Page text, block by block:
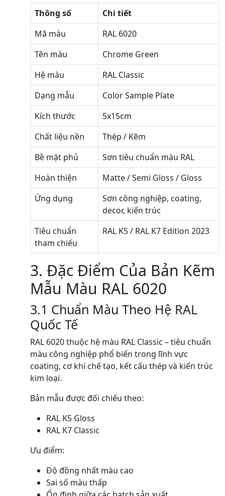
Thông số
Chi tiết
Mã màu
RAL 6020
Tên màu
Chrome Green
Hệ màu
RAL Classic
Dạng mẫu
Color Sample Plate
Kích thước
5x15cm
Chất liệu nền
Thép / Kẽm
Bề mặt phủ
Sơn tiêu chuẩn màu RAL
Hoàn thiện
Matte / Semi Gloss / Gloss
Ứng dụng
Sơn công nghiệp, coating,
decor, kiến trúc
Tiêu chuẩn
tham chiếu
RAL K5 / RAL K7 Edition 2023
3. Đặc Điểm Của Bản Kẽm
Mẫu Màu RAL 6020
3.1 Chuẩn Màu Theo Hệ RAL
Quốc Tế
RAL 6020 thuộc hệ màu RAL Classic – tiêu chuẩn
màu công nghiệp phổ biến trong lĩnh vực
coating, cơ khí chế tạo, kết cấu thép và kiến trúc
kim loại.
Bản mẫu được đối chiếu theo:
RAL K5 Gloss
RAL K7 Classic
Ưu điểm:
Độ đồng nhất màu cao
Sai số màu thấp